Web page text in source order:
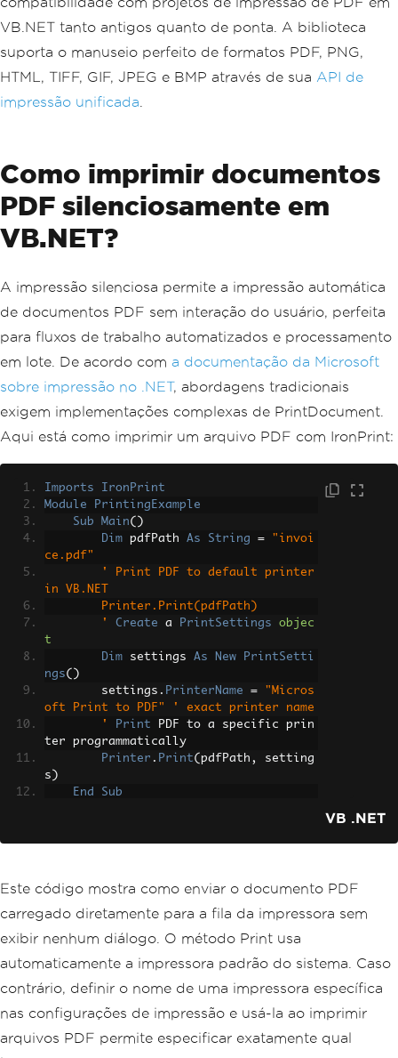
VB.NET tanto antigos quanto de ponta. A biblioteca
suporta o manuseio perfeito de formatos PDF, PNG,
HTML, TIFF, GIF, JPEG e BMP através de sua API de
impressão unificada
Como imprimir documentos
PDF silenciosamente em
VB.NET?
A impressão silenciosa permite a impressão automática
de documentos PDF sem interação do usuário, perfeita
para fluxos de trabalho automatizados e processamento
em lote. De acordo com a documentação da Microsoft
sobre impressão no .NET, abordagens tradicionais
exigem implementações complexas de PrintDocument.
Aqui está como imprimir um arquivo PDF com IronPrint:
Imports
IronPrint
Module
PrintingExample
Sub
Main()
Dim pdfPath As String =
"invoi
ce.pdf"
' Print PDF to default printer
in VB.NET
        Printer.Print(pdfPath)
        '
Create a PrintSettings
objec
t
Dim settings As New
PrintSetti
ngs()
        settings
. PrinterName =
"Micros
oft Print to PDF"
' exact printer name
        '
Print PDF to a specific prin
ter programmatically
Printer . Print( pdfPath ,
setting
s )
End
Sub
VB .NET
Este código mostra como enviar o documento PDF
carregado diretamente para a fila da impressora sem
exibir nenhum diálogo. O método Print usa
automaticamente a impressora padrão do sistema. Caso
contrário, definir o nome de uma impressora específica
nas configurações de impressão e usá-la ao imprimir
arquivos PDF permite especificar exatamente qual